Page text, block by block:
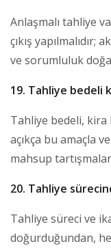
Anlaşmalı tahliye
çıkış
ve sorumluluk
19. Tahliye bedeli
Tahliye bedeli,
açıkça bu amaçla
mahsup
20. Tahliye
Tahliye süreci ve
doğurduğundan,